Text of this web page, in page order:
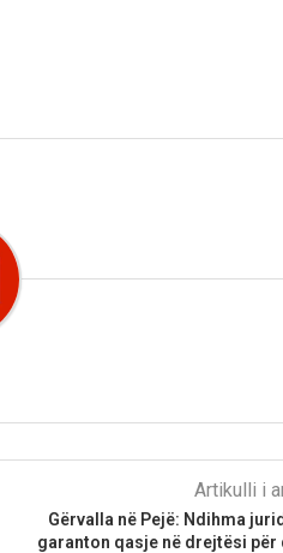
Artikulli i
Gërvalla në Pejë: Ndihma
garanton qasje në drejtësi për